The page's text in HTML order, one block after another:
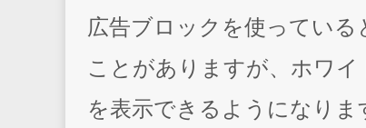
広告ブロックを使っている
ことがありますが、ホワ
を表示できるようになりま